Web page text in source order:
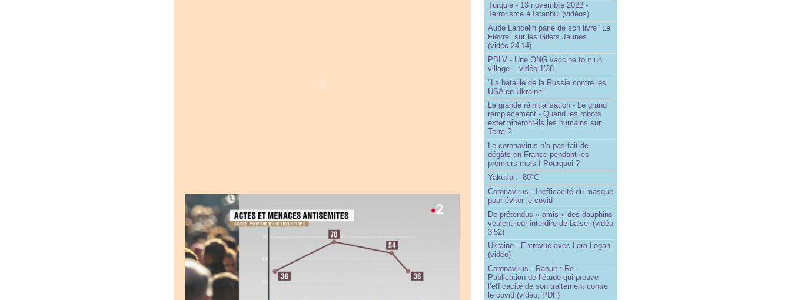
Turquie - 13 novembre 2022 -
Terrorisme à Istanbul (vidéos)
Aude Lancelin parle de son livre "La
Fièvre" sur les Gilets Jaunes
(vidéo 24’14)
PBLV - Une ONG vaccine tout un
village... vidéo 1’38
"La bataille de la Russie contre les
USA en Ukraine"
La grande réinitialisation - Le grand
remplacement - Quand les robots
extermineront-ils les humains sur
Terre ?
Le coronavirus n’a pas fait de
dégâts en France pendant les
premiers mois ! Pourquoi ?
Yakutia : -80°C
Coronavirus - Inefficacité du masque
pour éviter le covid
De prétendus « amis » des dauphins
veulent leur interdire de baiser (vidéo
3’52)
Ukraine - Entrevue avec Lara Logan
(vidéo)
Coronavirus - Raoult : Re-
Publication de l’étude qui prouve
l’efficacité de son traitement contre
le covid (vidéo, PDF)